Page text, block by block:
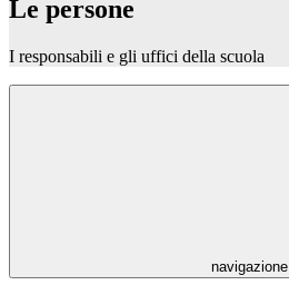
Le persone
I responsabili e gli uffici della scuola
navigazione